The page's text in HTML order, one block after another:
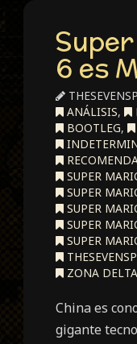
6 es
ANÁLISIS,
BOOTLEG,
SUPER
SUPER
SUPER
SUPER
SUPER
ZONA DELTA
China es
gigante